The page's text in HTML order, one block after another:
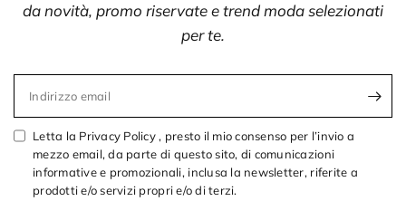
da novità, promo riservate e trend moda selezionati
per te.
Indirizzo email
Letta la Privacy Policy , presto il mio consenso per l’invio a
mezzo email, da parte di questo sito, di comunicazioni
informative e promozionali, inclusa la newsletter, riferite a
prodotti e/o servizi propri e/o di terzi.